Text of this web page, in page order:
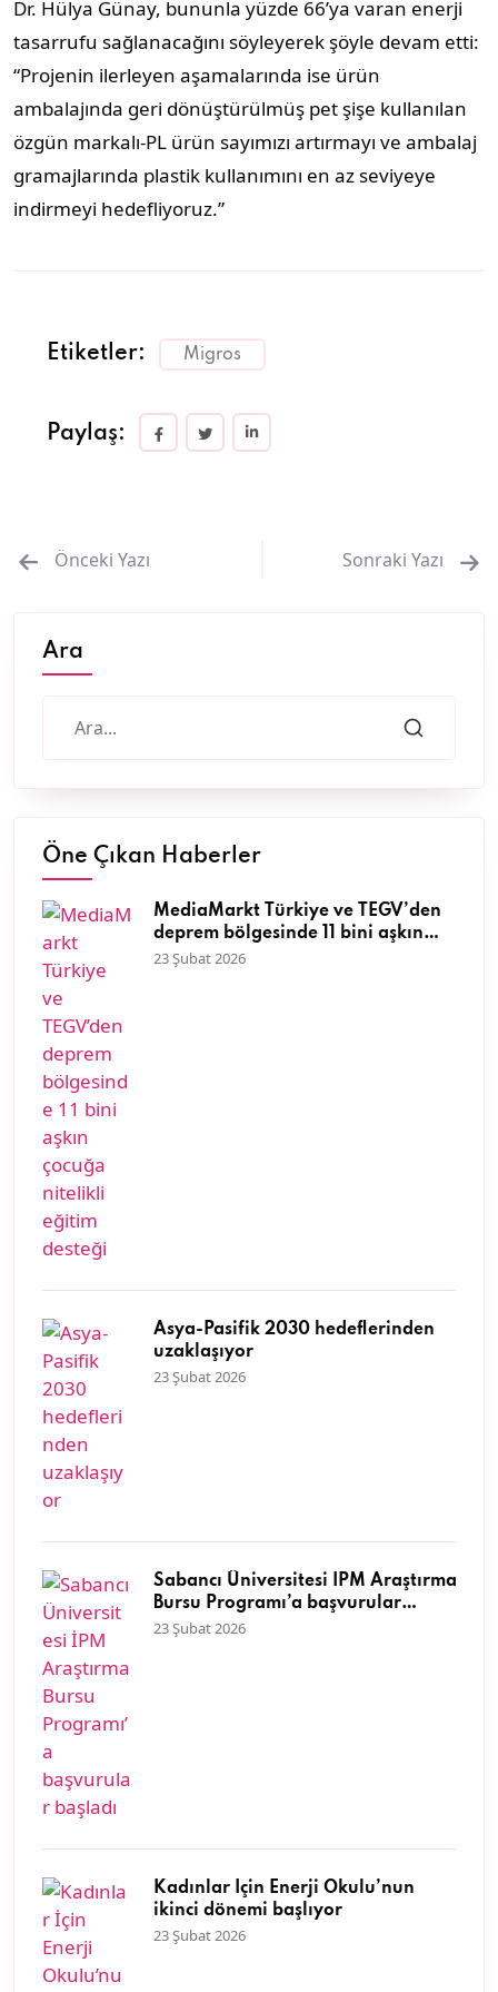
Dr. Hülya Günay, bununla yüzde 66’ya varan enerji
tasarrufu sağlanacağını söyleyerek şöyle devam etti:
“Projenin ilerleyen aşamalarında ise ürün
ambalajında geri dönüştürülmüş pet şişe kullanılan
özgün markalı-PL ürün sayımızı artırmayı ve ambalaj
gramajlarında plastik kullanımını en az seviyeye
indirmeyi hedefliyoruz.”
Etiketler: Migros
Paylaş:
Önceki Yazı Sonraki Yazı
Ara
Öne Çıkan Haberler
MediaMarkt Türkiye ve TEGV’den
deprem bölgesinde 11 bini aşkın
çocuğa nitelikli eğitim desteği
23 Şubat 2026
Asya-Pasifik 2030 hedeflerinden
uzaklaşıyor
23 Şubat 2026
Sabancı Üniversitesi İPM Araştırma
Bursu Programı’a başvurular
başladı
23 Şubat 2026
Kadınlar İçin Enerji Okulu’nun
ikinci dönemi başlıyor
23 Şubat 2026